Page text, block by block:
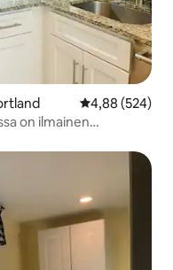
4,88 (524)
on ilmainen